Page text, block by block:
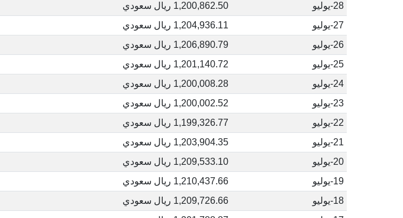
28-يوليو
1,200,862.50 ريال سعودي
27-يوليو
1,204,936.11 ريال سعودي
26-يوليو
1,206,890.79 ريال سعودي
25-يوليو
1,201,140.72 ريال سعودي
24-يوليو
1,200,008.28 ريال سعودي
23-يوليو
1,200,002.52 ريال سعودي
22-يوليو
1,199,326.77 ريال سعودي
21-يوليو
1,203,904.35 ريال سعودي
20-يوليو
1,209,533.10 ريال سعودي
19-يوليو
1,210,437.66 ريال سعودي
18-يوليو
1,209,726.66 ريال سعودي